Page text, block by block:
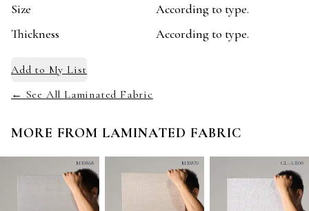
Size
According to type.
Thickness
According to type.
Add to My List
← See All Laminated Fabric
MORE FROM LAMINATED FABRIC
M30868 M30870 GL-A3100